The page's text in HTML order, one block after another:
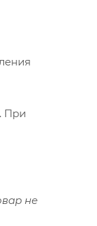
. При
не